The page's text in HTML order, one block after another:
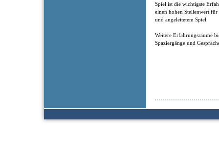
Spiel ist die wichtigste
einen hohen Stellenwert
und angeleitetem Spiel.
Weitere Erfahrungsräume
Spaziergänge und